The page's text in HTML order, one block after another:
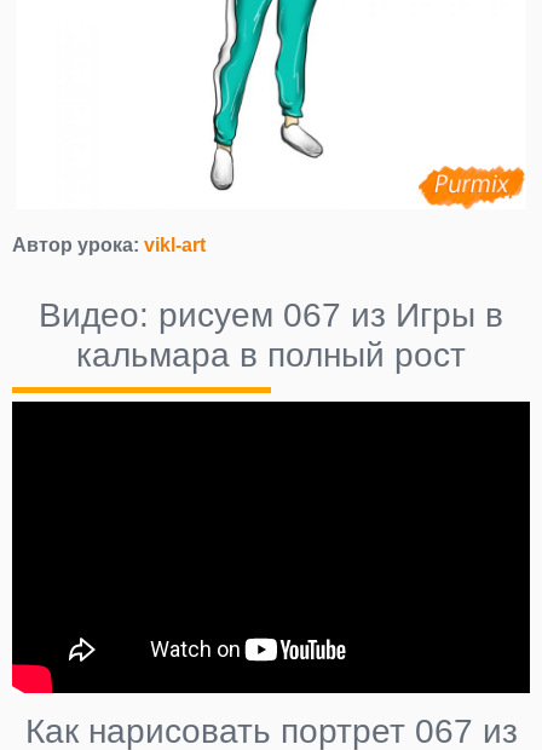
Автор урока: vikl-art
Видео: рисуем 067 из Игры в
кальмара в полный рост
Как нарисовать портрет 067 из